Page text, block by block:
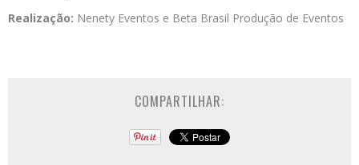
Realização: Nenety Eventos e Beta Brasil Produção de Eventos
COMPARTILHAR: